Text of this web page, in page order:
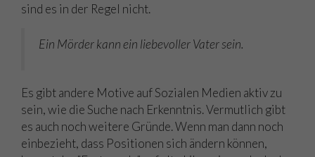
sind es in der Regel nicht.
Ein Mörder kann ein liebevoller Vater sein.
Es gibt andere Motive auf Sozialen Medien aktiv zu
sein, wie die Suche nach Erkenntnis. Vermutlich gibt
es auch noch weitere Gründe. Wenn man dann noch
einbezieht, dass Positionen sich ändern können,